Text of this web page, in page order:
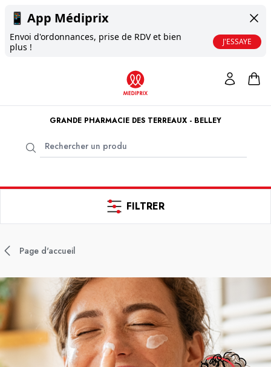
📱 App Médiprix
Envoi d'ordonnances, prise de RDV et bien
plus !
J'ESSAYE
GRANDE PHARMACIE DES TERREAUX - BELLEY
FILTRER
Page d'accueil